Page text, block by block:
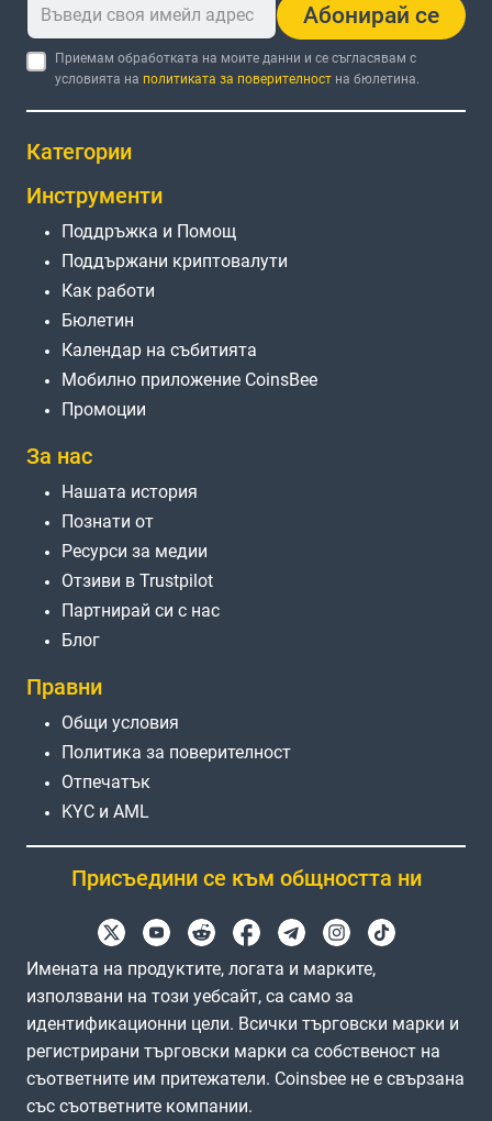
Абонирай се
Приемам обработката на моите данни и се съгласявам с
условията на политиката за поверителност на бюлетина.
Категории
Инструменти
Поддръжка и Помощ
Поддържани криптовалути
Как работи
Бюлетин
Календар на събитията
Мобилно приложение CoinsBee
Промоции
За нас
Нашата история
Познати от
Ресурси за медии
Отзиви в Trustpilot
Партнирай си с нас
Блог
Правни
Общи условия
Политика за поверителност
Отпечатък
KYC и AML
Присъедини се към общността ни
Имената на продуктите, логата и марките,
използвани на този уебсайт, са само за
идентификационни цели. Всички търговски марки и
регистрирани търговски марки са собственост на
съответните им притежатели. Coinsbee не е свързана
със съответните компании.